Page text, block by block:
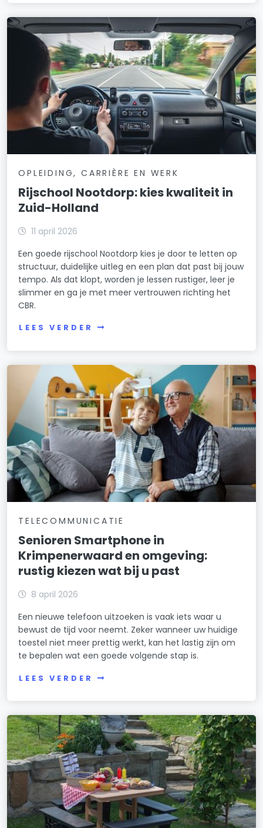
OPLEIDING, CARRIÈRE EN WERK
Rijschool Nootdorp: kies kwaliteit in
Zuid-Holland
11 april 2026
Een goede rijschool Nootdorp kies je door te letten op
structuur, duidelijke uitleg en een plan dat past bij jouw
tempo. Als dat klopt, worden je lessen rustiger, leer je
slimmer en ga je met meer vertrouwen richting het
CBR.
LEES VERDER
TELECOMMUNICATIE
Senioren Smartphone in
Krimpenerwaard en omgeving:
rustig kiezen wat bij u past
8 april 2026
Een nieuwe telefoon uitzoeken is vaak iets waar u
bewust de tijd voor neemt. Zeker wanneer uw huidige
toestel niet meer prettig werkt, kan het lastig zijn om
te bepalen wat een goede volgende stap is.
LEES VERDER